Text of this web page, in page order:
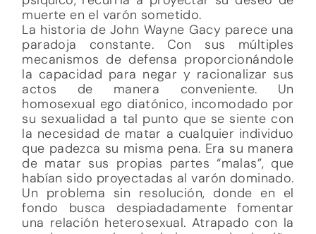
muerte en el varón sometido.
La historia de John Wayne Gacy parece una
paradoja constante. Con sus múltiples
mecanismos de defensa proporcionándole
la capacidad para negar y racionalizar sus
actos de manera conveniente. Un
homosexual ego diatónico, incomodado por
su sexualidad a tal punto que se siente con
la necesidad de matar a cualquier individuo
que padezca su misma pena. Era su manera
de matar sus propias partes “malas”, que
habían sido proyectadas al varón dominado.
Un problema sin resolución, donde en el
fondo busca despiadadamente fomentar
una relación heterosexual. Atrapado con la